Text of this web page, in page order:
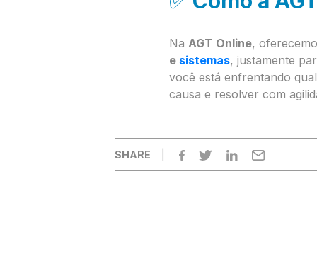
Na AGT Online,
e sistemas, justamente
você está enfrentando
causa e resolver com
SHARE